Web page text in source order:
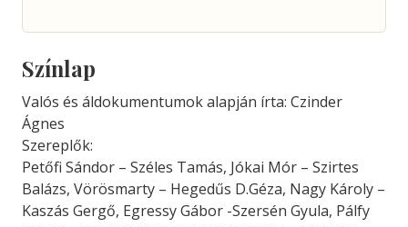
Színlap
Valós és áldokumentumok alapján írta: Czinder
Ágnes
Szereplők:
Petőfi Sándor – Széles Tamás, Jókai Mór – Szirtes
Balázs, Vörösmarty – Hegedűs D.Géza, Nagy Károly –
Kaszás Gergő, Egressy Gábor -Szersén Gyula, Pálfy